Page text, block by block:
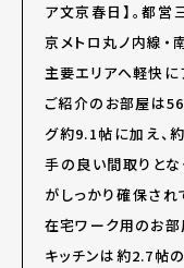
ア文京春日】。都営
京メトロ丸ノ内線・
主要エリアへ軽快に
ご紹介のお部屋は
グ約9.1帖に加え、
手の良い間取りとな
がしっかり確保され
在宅ワーク用のお部
キッチンは約2.7帖